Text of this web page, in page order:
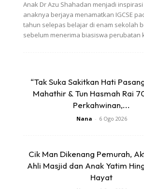
Anak Dr Azu Shahadan menjadi
anaknya berjaya menamatkan IGCSE
tahun selepas belajar di enam sekolah
sebelum menerima biasiswa perubatan
“Tak Suka Sakitkan Hati
Mahathir & Tun Hasmah Rai
Perkahwinan,...
Nana - 6 Ogo 2026
Cik Man Dikenang Pemurah,
Ahli Masjid dan Anak Yatim
Hayat